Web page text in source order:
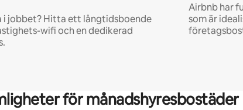
i jobbet? Hitta ett långtidsboende
wifi och en dedikerad
Airbnb har
som är
för månadshyresbostäder